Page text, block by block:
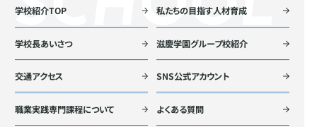
学校紹介TOP 私たちの目指す人材育成
学校長あいさつ 滋慶学園グループ校紹介
交通アクセス SNS公式アカウント
職業実践専門課程について よくある質問